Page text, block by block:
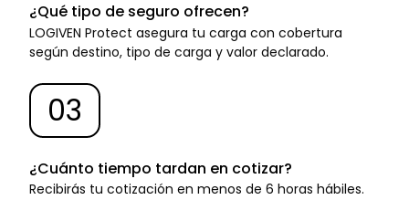
¿Qué tipo de seguro ofrecen?
LOGIVEN Protect asegura tu carga con cobertura
según destino, tipo de carga y valor declarado.
03
¿Cuánto tiempo tardan en cotizar?
Recibirás tu cotización en menos de 6 horas hábiles.